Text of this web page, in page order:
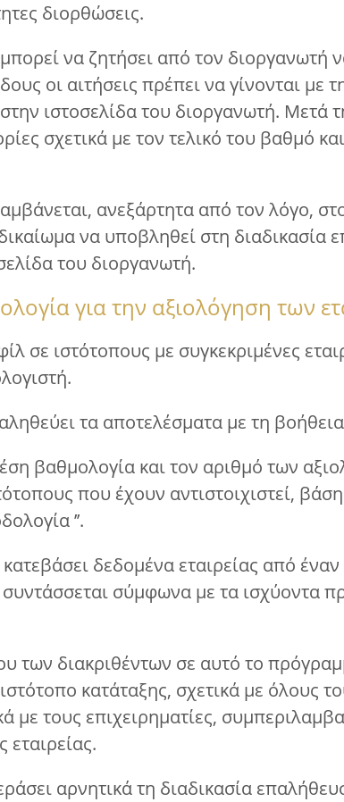
διορθώσεις.
να ζητήσει από τον διοργανωτή
οι αιτήσεις πρέπει να γίνονται με
ιστοσελίδα του διοργανωτή. Μετά
σχετικά με τον τελικό του βαθμό
ανεξάρτητα από τον λόγο,
να υποβληθεί στη
του διοργανωτή.
για την αξιολόγηση των
σε ιστότοπους με συγκεκριμένες
τα αποτελέσματα με τη
βαθμολογία και τον αριθμό των
που έχουν αντιστοιχιστεί,
’’.
δεδομένα εταιρείας από
σύμφωνα με τα ισχύοντα
των διακριθέντων σε αυτό το
κατάταξης, σχετικά με όλους
με τους επιχειρηματίες,
αρνητικά τη διαδικασία